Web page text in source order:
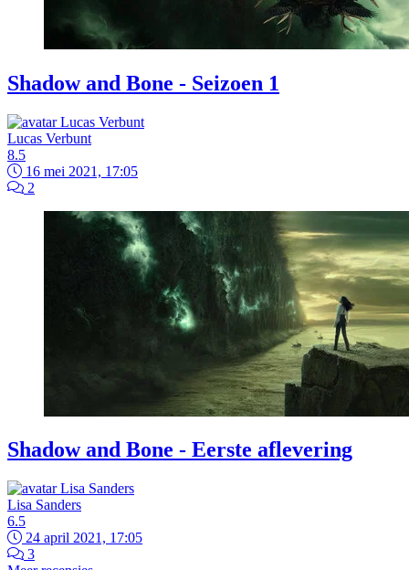
Shadow and Bone - Seizoen 1
Lucas Verbunt
8.5
16 mei 2021, 17:05
2
Shadow and Bone - Eerste aflevering
Lisa Sanders
6.5
24 april 2021, 17:05
3